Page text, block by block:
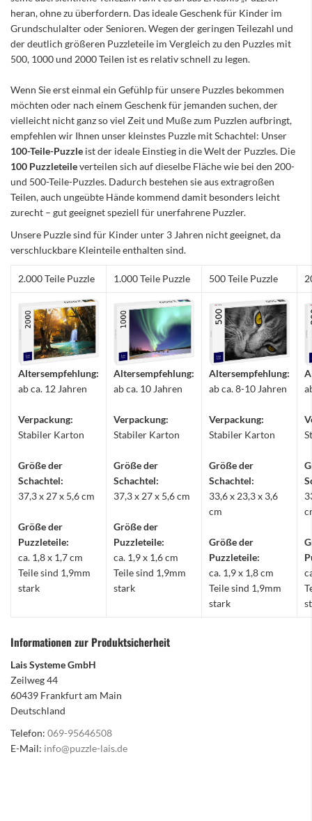
heran, ohne zu überfordern. Das ideale Geschenk für Kinder im
Grundschulalter oder Senioren. Wegen der geringen Teilezahl und
der deutlich größeren Puzzleteile im Vergleich zu den Puzzles mit
500, 1000 und 2000 Teilen ist es relativ schnell zu legen.
Wenn Sie erst einmal ein Gefühlp für unsere Puzzles bekommen
möchten oder nach einem Geschenk für jemanden suchen, der
vielleicht nicht ganz so viel Zeit und Muße zum Puzzlen aufbringt,
empfehlen wir Ihnen unser kleinstes Puzzle mit Schachtel: Unser
100-Teile-Puzzle ist der ideale Einstieg in die Welt der Puzzles. Die
100 Puzzleteileverteilen sich auf dieselbe Fläche wie bei den 200-
und 500-Teile-Puzzles. Dadurch bestehen sie aus extragroßen
Teilen, auch ungeübte Hände kommend damit besonders leicht
zurecht – gut geeignet speziell für unerfahrene Puzzler.
Unsere Puzzle sind für Kinder unter 3 Jahren nicht geeignet, da
verschluckbare Kleinteile enthalten sind.
2.000 Teile Puzzle 1.000 Teile Puzzle 500 Teile Puzzle
Altersempfehlung:
ab ca. 12 Jahren
Verpackung:
Stabiler Karton
Größe der
Schachtel:
37,3 x 27 x 5,6 cm
Größe der
Puzzleteile:
ca. 1,8 x 1,7 cm
Teile sind 1,9mm
stark
Altersempfehlung:
ab ca. 10 Jahren
Verpackung:
Stabiler Karton
Größe der
Schachtel:
37,3 x 27 x 5,6 cm
Größe der
Puzzleteile:
ca. 1,9 x 1,6 cm
Teile sind 1,9mm
stark
Altersempfehlung:
ab ca. 8-10 Jahren
Verpackung:
Stabiler Karton
Größe der
Schachtel:
33,6 x 23,3 x 3,6
cm
Größe der
Puzzleteile:
ca. 1,9 x 1,8 cm
Teile sind 1,9mm
stark
Informationen zur Produktsicherheit
Lais Systeme GmbH
Zeilweg 44
60439 Frankfurt am Main
Deutschland
Telefon: 069-95646508
E-Mail: info@puzzle-lais.de